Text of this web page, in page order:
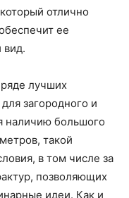
отлично
ее
вид.
лучших
загородного и
наличию большого
такой
в том числе за
позволяющих
идеи. Как и